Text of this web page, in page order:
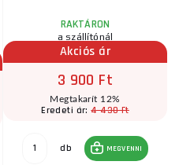
RAKTÁRON
a szállítónál
Akciós ár
3 900 Ft
Megtakarít 12%
Eredeti ár:4 430 Ft
db MEGVENNI